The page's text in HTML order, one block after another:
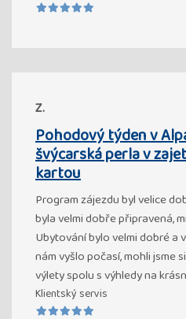
Z.
Pohodový týden v
švýcarská perla v
kartou
Program zájezdu byl velice
byla velmi dobře připravená,
Ubytování bylo velmi dobré a
nám vyšlo počasí, mohli jsme
výlety spolu s výhledy na
Klientský servis